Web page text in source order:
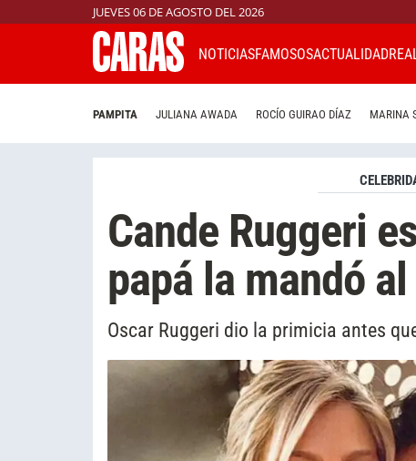
JUEVES 06 DE AGOSTO DEL 2026
NOTICIASFAMOSOSACTUALIDAD
PAMPITA JULIANA AWADA ROCÍO GUIRAO DÍAZ MARINA
Cande Ruggeri
papá la mandó
Oscar Ruggeri dio la primicia antes